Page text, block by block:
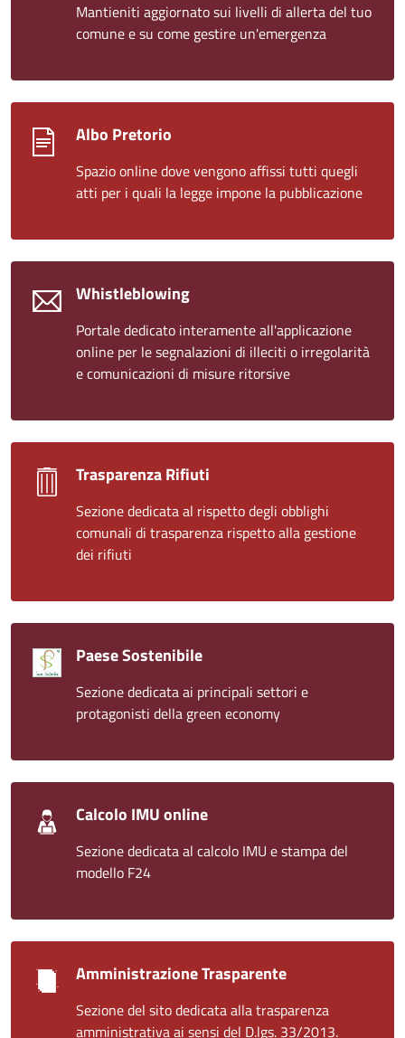
Mantieniti aggiornato sui livelli di allerta del tuo
comune e su come gestire un'emergenza
Albo Pretorio
Spazio online dove vengono affissi tutti quegli
atti per i quali la legge impone la pubblicazione
Whistleblowing
Portale dedicato interamente all'applicazione
online per le segnalazioni di illeciti o irregolarità
e comunicazioni di misure ritorsive
Trasparenza Rifiuti
Sezione dedicata al rispetto degli obblighi
comunali di trasparenza rispetto alla gestione
dei rifiuti
Paese Sostenibile
Sezione dedicata ai principali settori e
protagonisti della green economy
Calcolo IMU online
Sezione dedicata al calcolo IMU e stampa del
modello F24
Amministrazione Trasparente
Sezione del sito dedicata alla trasparenza
amministrativa ai sensi del D.lgs. 33/2013.